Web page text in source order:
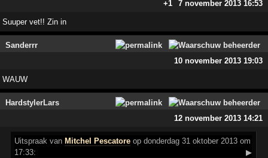
+1 7 november 2013 16:53
Suuper vet!! Zin in
Sanderrr
10 november 2013 19:03
WAUW
HardstylerLars
12 november 2013 14:21
Uitspraak van Mitchel Pescatore op donderdag 31 oktober 2013 om
17:33:
▶